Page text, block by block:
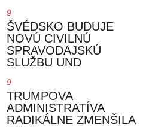
9
ŠVÉDSKO BUDUJE
NOVÚ CIVILNÚ
SPRAVODAJSKÚ
SLUŽBU UND
9
TRUMPOVA
ADMINISTRATÍVA
RADIKÁLNE ZMENŠILA